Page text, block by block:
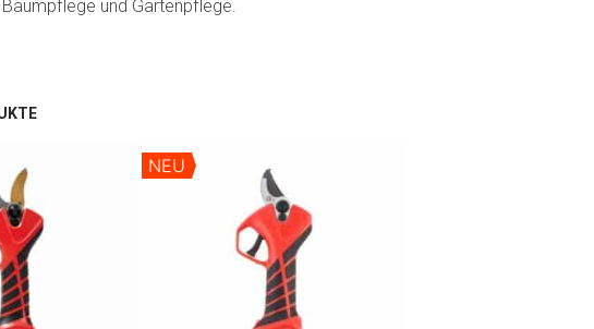
und Gartenpflege.
NEU